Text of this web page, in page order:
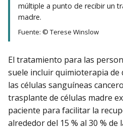
múltiple a punto de recibir un
madre.
Fuente: © Terese Winslow
El tratamiento para las
suele incluir quimioterapia
las células sanguíneas
trasplante de células madre
paciente para facilitar la
alrededor del 15 % al 30 %